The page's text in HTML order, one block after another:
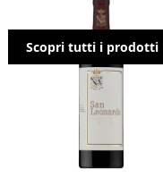
Scopri tutti i prodotti